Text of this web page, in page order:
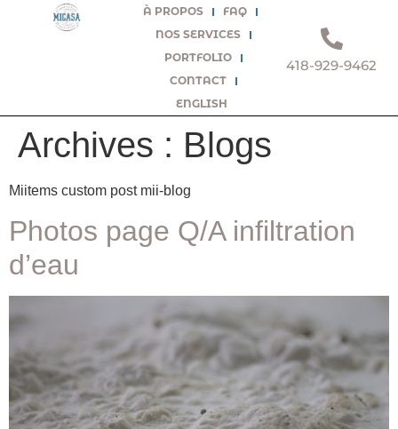
À PROPOS
FAQ
NOS SERVICES
PORTFOLIO
CONTACT
ENGLISH
418-929-9462
Archives : Blogs
Miitems custom post mii-blog
Photos page Q/A infiltration
d’eau